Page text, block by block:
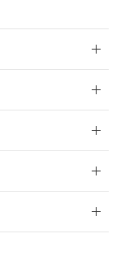
当社の製
1.共同利
明書
ル類４
期間は出
ら備考